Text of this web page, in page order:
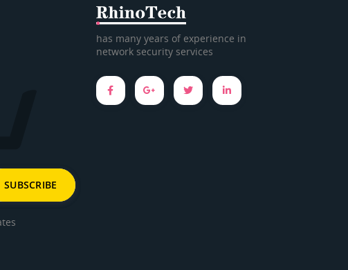
has many years of experience in
network security services